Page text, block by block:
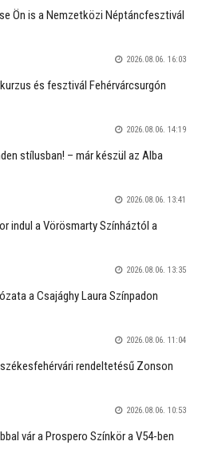
Ön is a Nemzetközi Néptáncfesztivál
2026.08.06. 16:03
és fesztivál Fehérvárcsurgón
2026.08.06. 14:19
stílusban! – már készül az Alba
2026.08.06. 13:41
indul a Vörösmarty Színháztól a
2026.08.06. 13:35
a Csajághy Laura Színpadon
2026.08.06. 11:04
rendeltetésű Zonson
2026.08.06. 10:53
vár a Prospero Színkör a V54-ben